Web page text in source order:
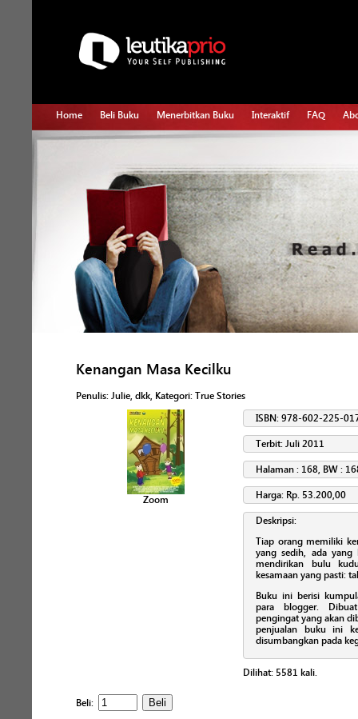
Home Beli Buku Menerbitkan Buku Interaktif FAQ
Kenangan Masa Kecilku
Penulis: Julie, dkk, Kategori: True Stories
Zoom
ISBN: 978-602-225-
Terbit: Juli 2011
Halaman : 168, BW :
Harga: Rp. 53.200,00
Deskripsi:
Tiap orang memiliki
yang sedih, ada yang
mendirikan bulu
kesamaan yang pasti:
Buku ini berisi
para blogger.
pengingat yang akan
penjualan buku ini
disumbangkan pada
Dilihat: 5581 kali.
Beli: